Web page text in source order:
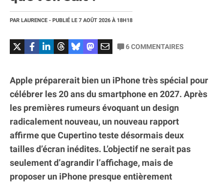
PAR LAURENCE - PUBLIÉ LE 7 AOÛT 2026 À 18H18
6COMMENTAIRES
Apple préparerait bien un iPhone très spécial pour
célébrer les 20 ans du smartphone en 2027. Après
les premières rumeurs évoquant un design
radicalement nouveau, un nouveau rapport
affirme que Cupertino teste désormais deux
tailles d’écran inédites. L’objectif ne serait pas
seulement d’agrandir l’affichage, mais de
proposer un iPhone presque entièrement